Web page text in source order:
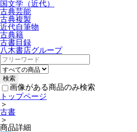
国文学（近代）
古典芸能
古典複製
近代自筆物
古典籍
古書目録
八木書店グループ
画像がある商品のみ検索
トップページ
＞
古書
＞
商品詳細